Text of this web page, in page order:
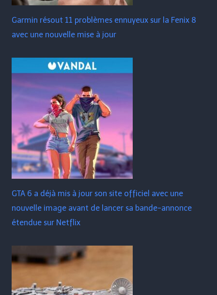
Garmin résout 11 problèmes ennuyeux sur la Fenix ​​​​8
avec une nouvelle mise à jour
GTA 6 a déjà mis à jour son site officiel avec une
nouvelle image avant de lancer sa bande-annonce
étendue sur Netflix